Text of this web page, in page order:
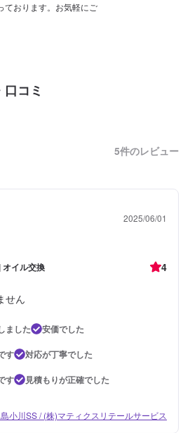
ております。お気軽にご
コミ
5件のレビュー
2025/06/01
オイル交換 4
せん
ました
安価でした
す
対応が丁寧でした
す
見積もりが正確でした
小川SS / (株)マティクスリテールサービス